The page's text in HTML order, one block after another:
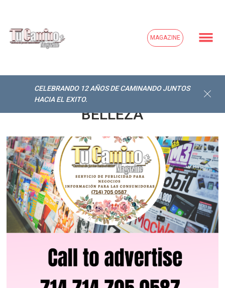
MAGAZINE
CELEBRANDO 12 AÑOS DE CAMINANDO JUNTOS
HACIA EL EXITO.
BELLEZA